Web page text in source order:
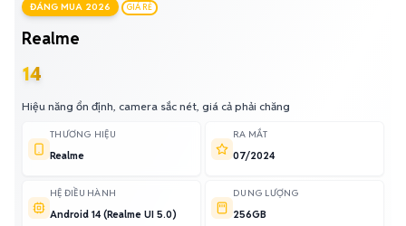
ĐÁNG MUA 2026 GIÁ RẺ
Realme
14
Hiệu năng ổn định, camera sắc nét, giá cả phải chăng
THƯƠNG HIỆU
Realme
RA MẮT
07/2024
HỆ ĐIỀU HÀNH
Android 14 (Realme UI 5.0)
DUNG LƯỢNG
256GB